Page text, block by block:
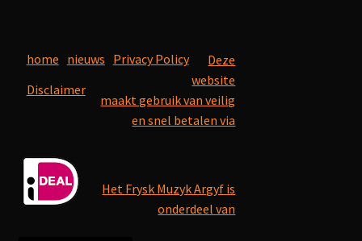
home nieuws Privacy Policy
Disclaimer
Deze
website
maakt gebruik van veilig
en snel betalen via
Het Frysk Muzyk Argyf is
onderdeel van